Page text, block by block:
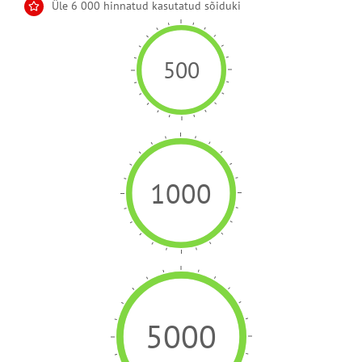
Üle 6 000 hinnatud kasutatud sõiduki
500
1000
5000